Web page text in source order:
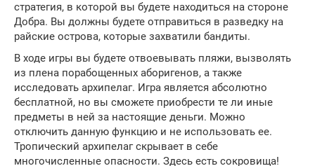
стратегия, в которой вы будете находиться на стороне
Добра. Вы должны будете отправиться в разведку на
райские острова, которые захватили бандиты.
В ходе игры вы будете отвоевывать пляжи, вызволять
из плена порабощенных аборигенов, а также
исследовать архипелаг. Игра является абсолютно
бесплатной, но вы сможете приобрести те ли иные
предметы в ней за настоящие деньги. Можно
отключить данную функцию и не использовать ее.
Тропический архипелаг скрывает в себе
многочисленные опасности. Здесь есть сокровища!